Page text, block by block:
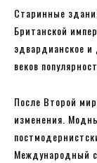
Старинные
Британской
эдвардианское и
веков
После Второй
изменения.
Международный